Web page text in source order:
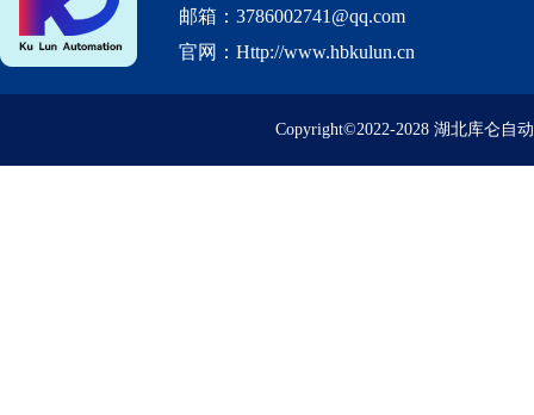
邮箱：3786002741@qq.com
官网：Http://www.hbkulun.cn
Copyright©2022-2028 湖北库仑自